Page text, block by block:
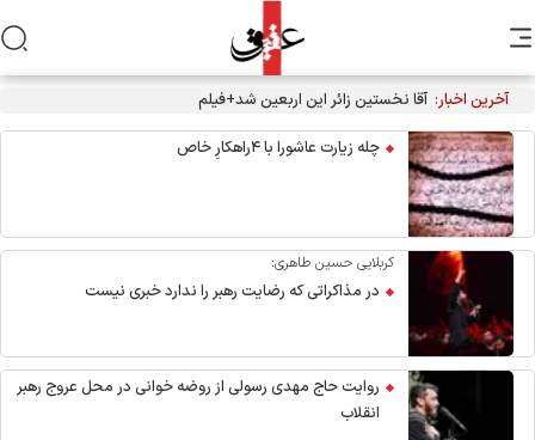
آخرین اخبار: آقا نخستین زائر این اربعین شد+فیلم
چله زیارت عاشورا با ۴راهکارِ خاص
کربلایی حسین طاهری:
در مذاکراتی که رضایت رهبر را ندارد خبری نیست
روایت حاج مهدی رسولی از روضه خوانی در محل عروج رهبر
انقلاب